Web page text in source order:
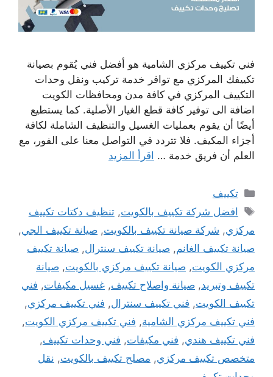
فني تكييف مركزي الشامية هو أفضل فني يُقوم بصيانة
تكييفك المركزي مع توافر خدمة تركيب ونقل وحدات
التكييف المركزي في كافة مدن ومحافظات الكويت
اضافة الى توفير كافة قطع الغيار الأصلية. كما يستطيع
أيضًا أن يقوم بعمليات الغسيل والتنظيف الشاملة لكافة
أجزاء المكيف. فلا تتردد في التواصل معنا على الفور، مع
العلم أن فريق خدمة … اقرأ المزيد
التصنيفات
تكييف
الوسوم
افضل شركة تكييف بالكويت,تنظيف دكتات تكييف
مركزي, شركة صيانة تكييف بالكويت, صيانة تكييف الجي,
صيانة تكييف الغانم, صيانة تكييف سنترال, صيانة تكييف
مركزي الكويت, صيانة تكييف مركزي بالكويت, صيانة
تكييف وتبريد, صيانة واصلاح تكييف, غسيل مكيفات, فني
تكييف الكويت, فني تكييف سنترال, فني تكييف مركزي,
فني تكييف مركزي الشامية, فني تكييف مركزي الكويت,
فني تكييف هندي, فني مكيفات, فني وحدات تكييف,
متخصص تكييف مركزي, مصلح تكييف بالكويت, نقل